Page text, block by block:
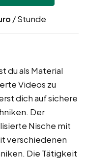
/ Stunde
du als Material
Videos zu
dich auf sichere
Der
Nische mit
verschiedenen
Die Tätigkeit